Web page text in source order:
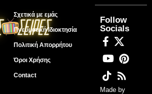
Σχετικά με εμάς
Πνευματική Ιδιοκτησία
Πολιτική Απορρήτου
Όροι Χρήσης
Contact
Follow
Socials
Made by